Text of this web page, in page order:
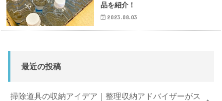
品を紹介！
2023.08.03
最近の投稿
掃除道具の収納アイデア｜整理収納アドバイザーがス